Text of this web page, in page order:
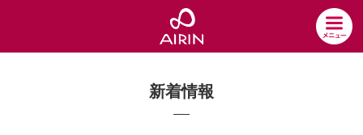
新着情報